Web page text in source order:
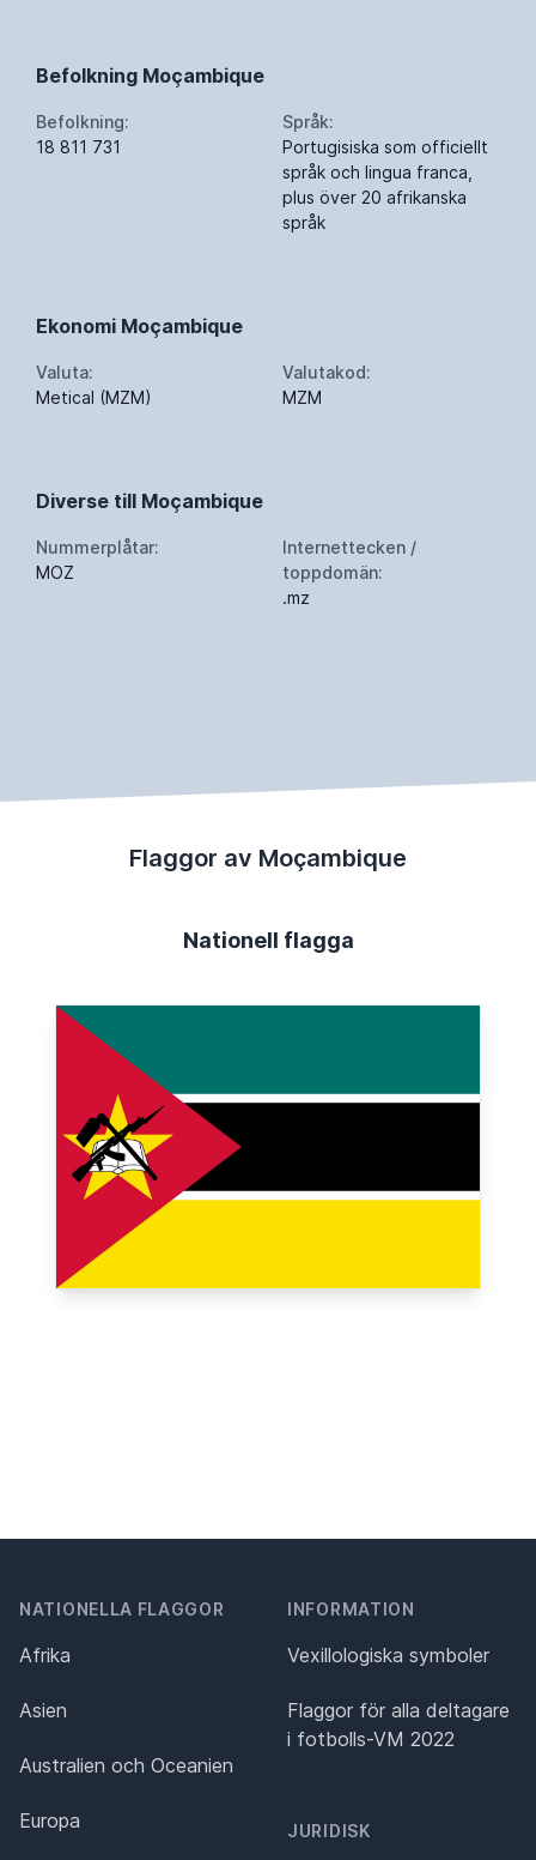
Befolkning Moçambique
Befolkning:
18 811 731
Språk:
Portugisiska som officiellt
språk och lingua franca,
plus över 20 afrikanska
språk
Ekonomi Moçambique
Valuta:
Metical (MZM)
Valutakod:
MZM
Diverse till Moçambique
Nummerplåtar:
MOZ
Internettecken /
toppdomän:
.mz
Flaggor av Moçambique
Nationell flagga
NATIONELLA FLAGGOR
Afrika
Asien
Australien och Oceanien
Europa
INFORMATION
Vexillologiska symboler
Flaggor för alla deltagare
i fotbolls-VM 2022
JURIDISK